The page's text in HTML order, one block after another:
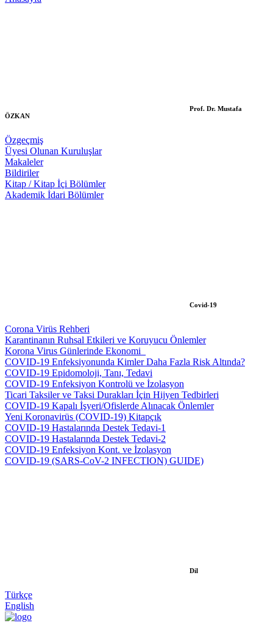
Prof. Dr. Mustafa
ÖZKAN
Özgeçmiş
Üyesi Olunan Kuruluşlar
Makaleler
Bildiriler
Kitap / Kitap İçi Bölümler
Akademik İdari Bölümler
Covid-19
Corona Virüs Rehberi
Karantinanın Ruhsal Etkileri ve Koruyucu Önlemler
Korona Virus Günlerinde Ekonomi_
COVID-19 Enfeksiyonunda Kimler Daha Fazla Risk Altında?
COVID-19 Epidomoloji, Tanı, Tedavi
COVID-19 Enfeksiyon Kontrolü ve İzolasyon
Ticari Taksiler ve Taksi Durakları İçin Hijyen Tedbirleri
COVID-19 Kapalı İşyeri/Ofislerde Alınacak Önlemler
Yeni Koronavirüs (COVID-19) Kitapçık
COVID-19 Hastalarında Destek Tedavi-1
COVID-19 Hastalarında Destek Tedavi-2
COVID-19 Enfeksiyon Kont. ve İzolasyon
COVID-19 (SARS-CoV-2 INFECTION) GUIDE)
Dil
Türkçe
English